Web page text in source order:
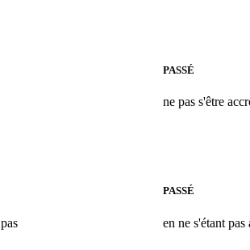
PASSÉ
ne pas s'être
pas
PASSÉ
en ne s'étant pas